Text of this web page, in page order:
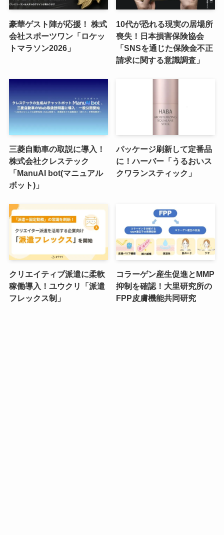
豪華ゲスト陣が応援！ 株式
会社スポーツワン「ロケッ
トマラソン2026」
10代が恐れる現実の居場所
喪失！日本損害保険協会
「SNSを通じた保険金不正
請求に関する意識調査」
三菱自動車の取説に導入！
株式会社クレステック
「ManuAI bot(マニュアル
ボット)」
パッケージ刷新して定番品
に！ハーバー「うるおいス
クワランスティック」
クリエイティブ派遣に柔軟
稼働導入！ユウクリ「派遣
フレックス制」
コラーゲン産生促進とMMP
抑制を確認！大里研究所の
FPP皮膚機能共同研究